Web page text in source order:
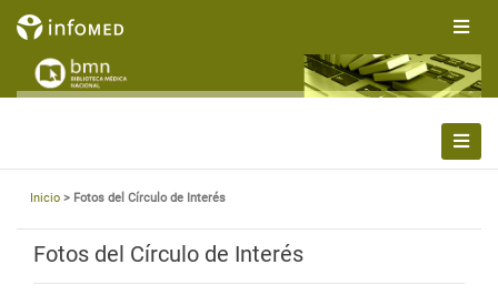
Inicio > Fotos del Círculo de Interés
Fotos del Círculo de Interés